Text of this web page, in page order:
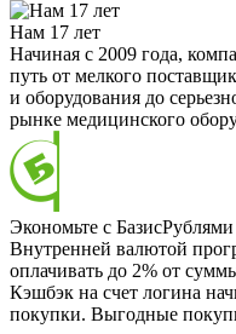
Нам 17 лет
Начиная с 2009 года,
путь от мелкого
и оборудования до
рынке медицинского
Экономьте с БазисРублями
Внутренней валютой
оплачивать до 2% от
Кэшбэк на счет логина
покупки. Выгодные